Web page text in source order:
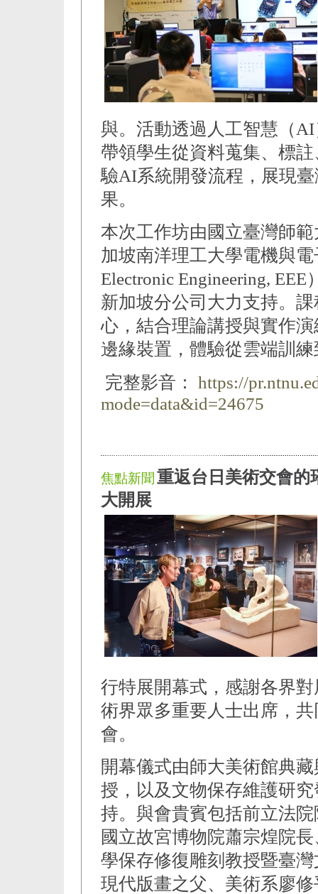
與。活動透過人工智慧（
帶領學生從資料蒐集、標
驗AI系統開發流程，展現
果。
本次工作坊由國立臺灣師
加坡南洋理工大學電機與電
Electronic Engineering,
新加坡分公司大力支持。
心，結合理論講授與實作
邊緣裝置，體驗從雲端訓
完整影音：
https://
mode=data&id=24675
焦點新聞重返台日美術交會的
大開展
行特展開幕式，感謝各界
術界眾多重要人士出席，
會。
開幕儀式由師大美術館典
授，以及文物保存維護研
持。與會貴賓包括前立法
國立故宮博物院蕭宗煌院
學保存修復雕刻教授暨臺
現代版畫之父、美術系廖